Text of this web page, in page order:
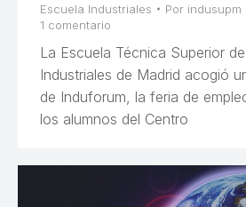
Escuela Industriales Por indusupm
1 comentario
La Escuela Técnica Superior
Industriales de Madrid acogió
de Induforum, la feria de
los alumnos del Centro